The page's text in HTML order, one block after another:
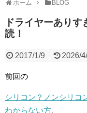
ホーム BLOG
ドライヤーあり
読！
2017/1/9 2026/
前回の
シリコン？ノンシリコ
わからない方